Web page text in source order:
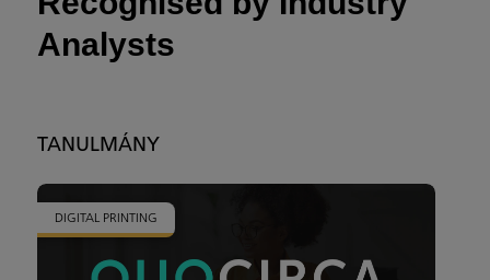
Analysts
TANULMÁNY
DIGITAL PRINTING